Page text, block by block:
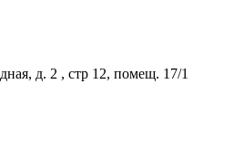
д. 2 , стр 12, помещ. 17/1